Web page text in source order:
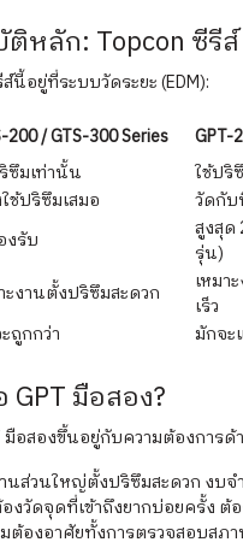
ลัก: Topcon ซีรีส์
อยู่ที่ระบบวัดระยะ (EDM):
200 / GTS-300 Series
GPT-
ซึมเท่านั้น
ใช้ปริ
ช้ปริซึมเสมอ
วัดกับ
งรับ
สูงสุด
รุ่น)
ะงานตั้งปริซึมสะดวก
เหมา
เร็ว
ถูกกว่า มักจะ
GPT มือสอง?
มือสองขึ้นอยู่กับความต้องการด้
นส่วนใหญ่ตั้งปริซึมสะดวก งบจ
งวัดจุดที่เข้าถึงยากบ่อยครั้ง ต้
ต้องอาศัยทั้งการตรวจสอบสภ